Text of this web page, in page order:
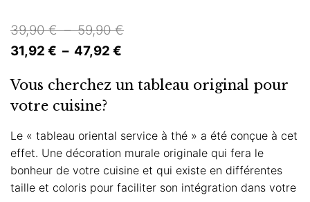
basé sur
notations
client
39,90€ – 59,90€Plage
39,90 €
59,90 €
31,92 € – 47,92 €
prix :
à
47,92 €
Vous cherchez un tableau original pour
votre cuisine?
Le « tableau oriental service à thé » a été conçue à cet
effet. Une décoration murale originale qui fera le
bonheur de votre cuisine et qui existe en différentes
taille et coloris pour faciliter son intégration dans votre